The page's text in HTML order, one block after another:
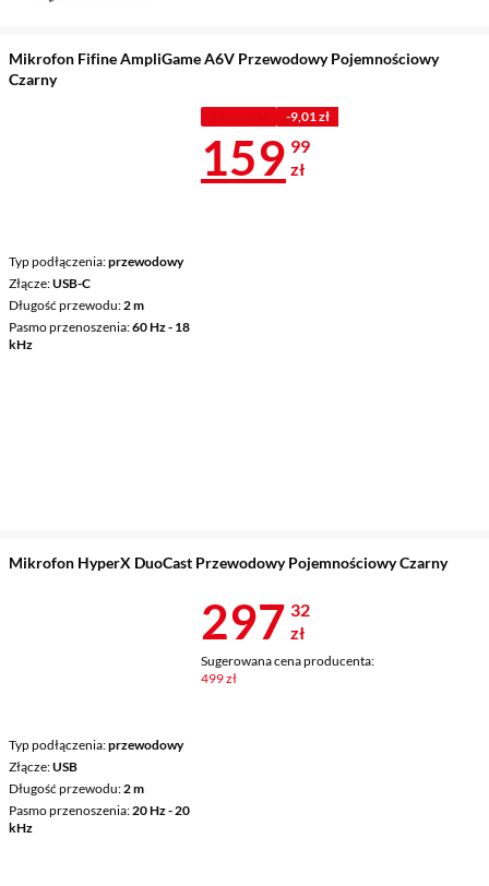
Mikrofon Fifine AmpliGame A6V Przewodowy Pojemnościowy
Czarny
Typ podłączenia przewodowy
Złącze USB-C
Długość przewodu 2 m
Pasmo przenoszenia 60 Hz - 18
kHz
-9,01 zł
Cena 159,99
159 99
zł
Mikrofon HyperX DuoCast Przewodowy Pojemnościowy Czarny
Typ podłączenia przewodowy
Złącze USB
Długość przewodu 2 m
Pasmo przenoszenia 20 Hz - 20
kHz
Cena 297,32
297 32
zł
Sugerowana cena producenta:
499 zł